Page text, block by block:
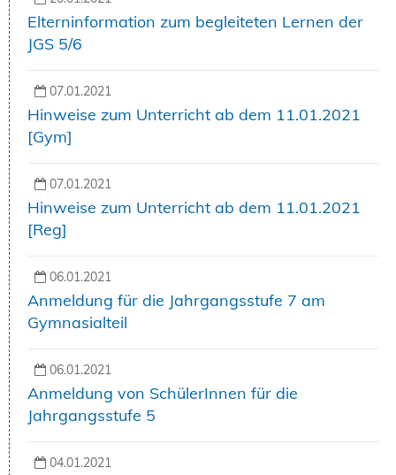
Elterninformation zum begleiteten Lernen der
JGS 5/6
07.01.2021
Hinweise zum Unterricht ab dem 11.01.2021
[Gym]
07.01.2021
Hinweise zum Unterricht ab dem 11.01.2021
[Reg]
06.01.2021
Anmeldung für die Jahrgangsstufe 7 am
Gymnasialteil
06.01.2021
Anmeldung von SchülerInnen für die
Jahrgangsstufe 5
04.01.2021